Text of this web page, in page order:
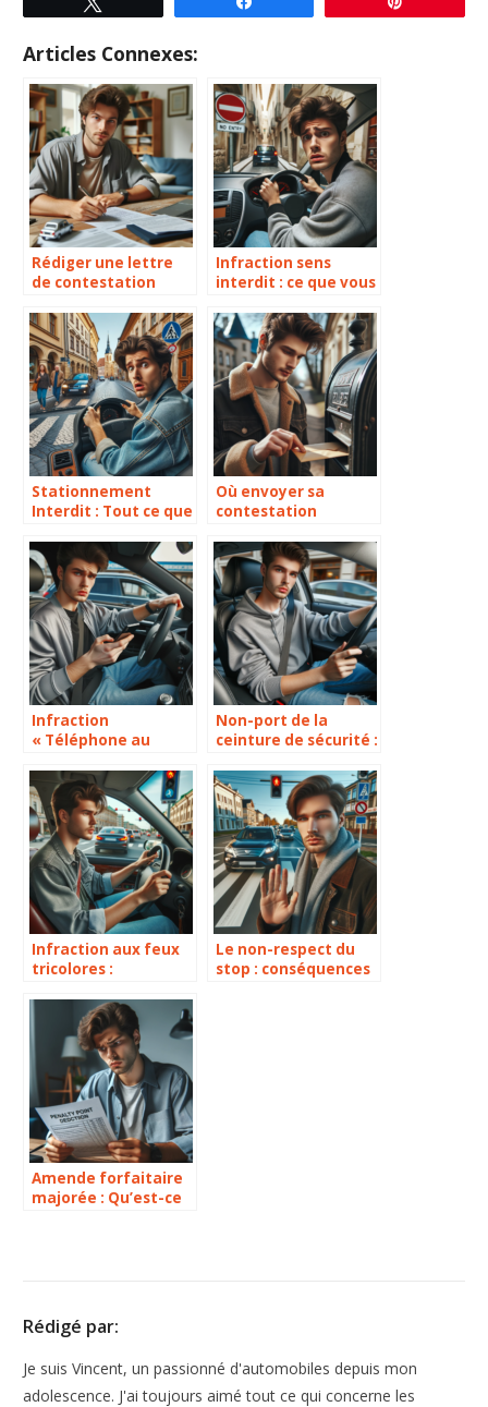
Articles Connexes:
Rédiger une lettre
de contestation
plus injustement !
Infraction sens
interdit : ce que vous
savoir
Stationnement
Interdit : Tout ce que
Où envoyer sa
contestation
pratique
Infraction
« Téléphone au
vous devez
absolument savoir
Non-port de la
ceinture de sécurité :
ce que dit la loi
Infraction aux feux
tricolores :
conséquences du
non-respect des
feux rouges et
oranges
Le non-respect du
stop : conséquences
Amende forfaitaire
majorée : Qu’est-ce
Rédigé par:
Je suis Vincent, un passionné d'automobiles depuis mon
adolescence. J'ai toujours aimé tout ce qui concerne les